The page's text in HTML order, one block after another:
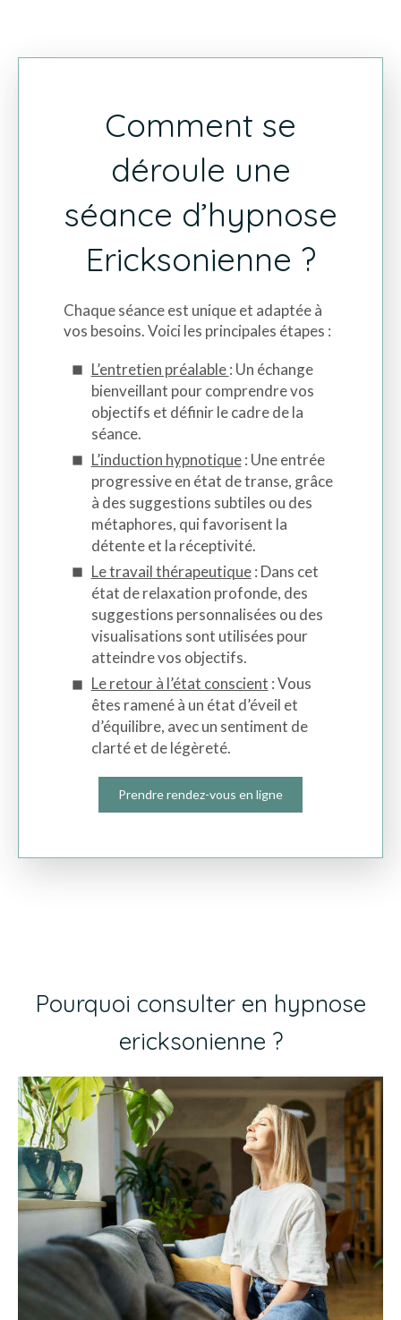
Comment se
déroule une
séance d’hypnose
Ericksonienne ?
Chaque séance est unique et adaptée à
vos besoins. Voici les principales étapes :
L’entretien préalable: Un échange
bienveillant pour comprendre vos
objectifs et définir le cadre de la
séance.
L’induction hypnotique: Une entrée
progressive en état de transe, grâce
à des suggestions subtiles ou des
métaphores, qui favorisent la
détente et la réceptivité.
Le travail thérapeutique: Dans cet
état de relaxation profonde, des
suggestions personnalisées ou des
visualisations sont utilisées pour
atteindre vos objectifs.
Le retour à l’état conscient : Vous
êtes ramené à un état d’éveil et
d’équilibre, avec un sentiment de
clarté et de légèreté.
Prendre rendez-vous en ligne
Pourquoi consulter en hypnose
ericksonienne ?